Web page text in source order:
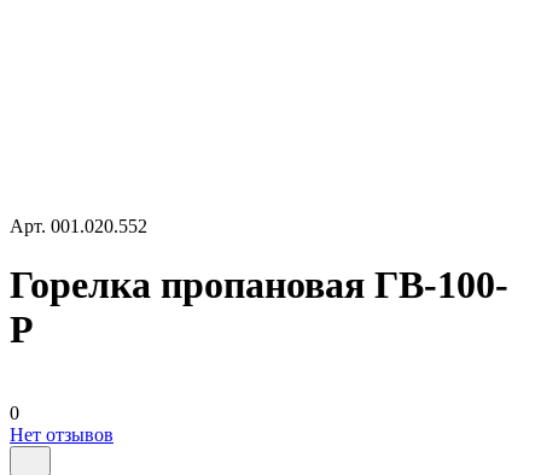
Арт. 001.020.552
Горелка пропановая ГВ-100-
P
0
Нет отзывов